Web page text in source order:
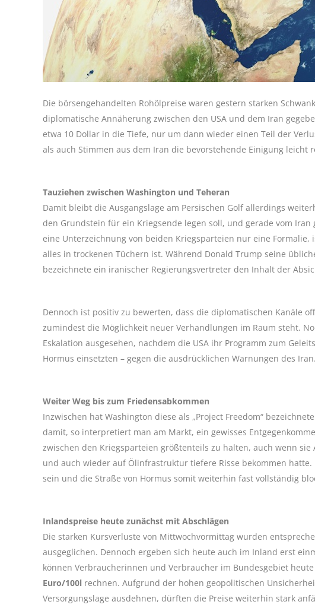
Die börsengehandelten Rohölpreise waren gestern starken
diplomatische Annäherung zwischen den USA und dem Iran
etwa 10 Dollar in die Tiefe, nur um dann wieder einen Teil der
als auch Stimmen aus dem Iran die bevorstehende Einigung leicht
Tauziehen zwischen Washington und Teheran
Damit bleibt die Ausgangslage am Persischen Golf allerdings
den Grundstein für ein Kriegsende legen soll, und gerade vom
eine Unterzeichnung von beiden Kriegsparteien nur eine
alles in trockenen Tüchern ist. Während Donald Trump seine
bezeichnete ein iranischer Regierungsvertreter den Inhalt der
Dennoch ist positiv zu bewerten, dass die diplomatischen Kanäle
zumindest die Möglichkeit neuer Verhandlungen im Raum steht.
Eskalation ausgesehen, nachdem die USA ihr Programm zum
Hormus einsetzten – gegen die ausdrücklichen Warnungen des Iran.
Weiter Weg bis zum Friedensabkommen
Inzwischen hat Washington diese als „Project Freedom“
damit, so interpretiert man am Markt, ein gewisses
zwischen den Kriegsparteien größtenteils zu halten, auch wenn
und auch wieder auf Ölinfrastruktur tiefere Risse bekommen
sein und die Straße von Hormus somit weiterhin fast vollständig
Inlandspreise heute zunächst mit Abschlägen
Die starken Kursverluste von Mittwochvormittag wurden
ausgeglichen. Dennoch ergeben sich heute auch im Inland erst
können Verbraucherinnen und Verbraucher im Bundesgebiet
Euro/100l rechnen. Aufgrund der hohen geopolitischen
Versorgungslage ausdehnen, dürften die Preise weiterhin stark